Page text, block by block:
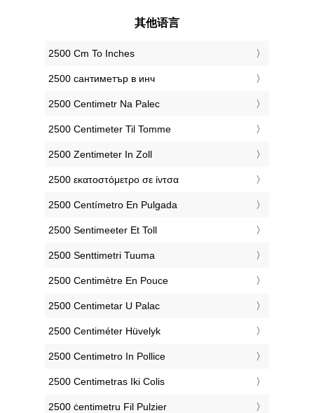
其他语言
‎2500 Cm To Inches
‎2500 сантиметър в инч
‎2500 Centimetr Na Palec
‎2500 Centimeter Til Tomme
‎2500 Zentimeter In Zoll
‎2500 εκατοστόμετρο σε ίντσα
‎2500 Centímetro En Pulgada
‎2500 Sentimeeter Et Toll
‎2500 Senttimetri Tuuma
‎2500 Centimètre En Pouce
‎2500 Centimetar U Palac
‎2500 Centiméter Hüvelyk
‎2500 Centimetro In Pollice
‎2500 Centimetras Iki Colis
‎2500 ċentimetru Fil Pulzier